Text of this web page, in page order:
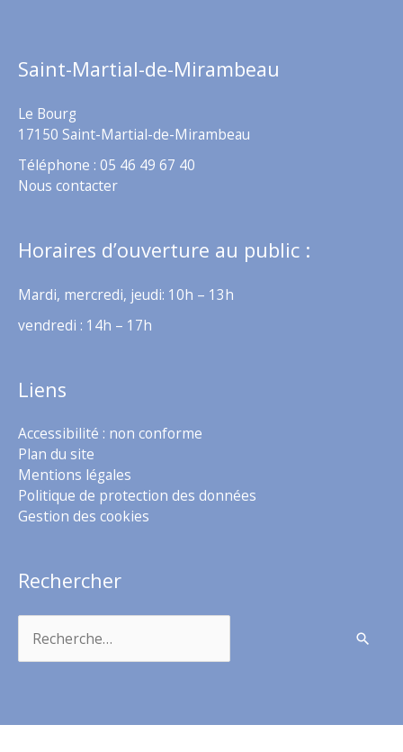
Saint-Martial-de-Mirambeau
Le Bourg
17150 Saint-Martial-de-Mirambeau
Téléphone : 05 46 49 67 40
Nous contacter
Horaires d’ouverture au public :
Mardi, mercredi, jeudi: 10h – 13h
vendredi : 14h – 17h
Liens
Accessibilité : non conforme
Plan du site
Mentions légales
Politique de protection des données
Gestion des cookies
Rechercher